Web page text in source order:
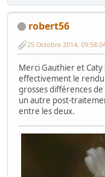
robert56
25 Octobre 2014,
Merci Gauthier et Caty
effectivement le rendu
grosses différences
un autre post-
entre les deux.